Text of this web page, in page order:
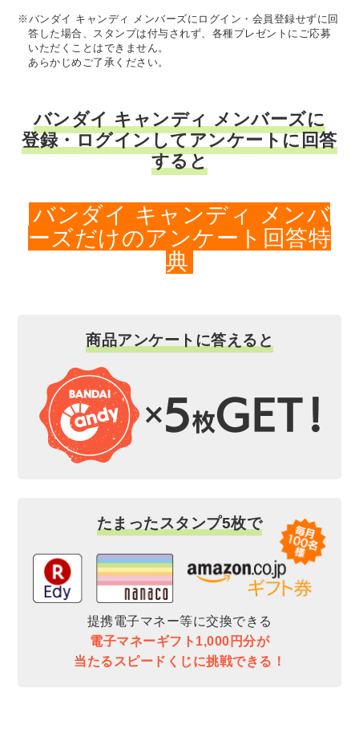
※バンダイ キャンディ メンバーズにログイン・会員登録せずに回
答した場合、スタンプは付与されず、各種プレゼントにご応募
いただくことはできません。
あらかじめご了承ください。
バンダイ キャンディ メンバーズに
登録・ログインしてアンケートに回答
すると
バンダイ キャンディ メンバ
ーズだけのアンケート回答特
典
商品アンケートに答えると
たまったスタンプ5枚で
提携電子マネー等に交換できる
電子マネーギフト1,000円分が
当たるスピードくじに挑戦できる！